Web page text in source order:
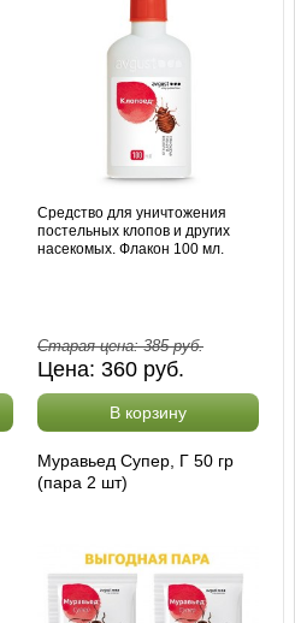
Средство для уничтожения
постельных клопов и других
насекомых. Флакон 100 мл.
Старая цена:385руб.
Цена: 360 руб.
В корзину
Муравьед Супер, Г 50 гр
(пара 2 шт)